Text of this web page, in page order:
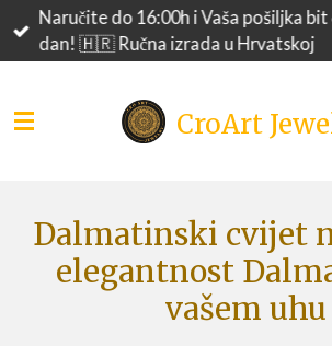
SkipNaručite do 16:00h i Vaša pošiljka
dan! 🇭🇷 Ručna izrada u Hrvatskoj
CroArt
Dalmatinski cvijet
elegantnost
vašem uhu